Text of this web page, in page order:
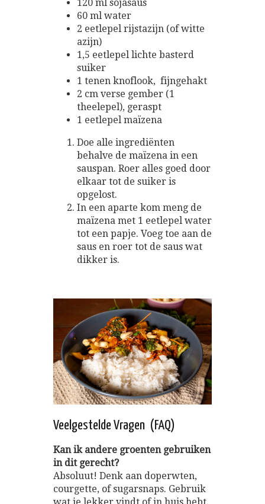
120 ml sojasaus
60 ml water
2 eetlepel rijstazijn (of witte
azijn)
1,5 eetlepel lichte basterd
suiker
1 tenen knoflook, fijngehakt
2 cm verse gember (1
theelepel), geraspt
1 eetlepel maïzena
Doe alle ingrediënten
behalve de maïzena in een
sauspan. Roer alles goed door
elkaar tot de suiker is
opgelost.
In een aparte kom meng de
maïzena met 1 eetlepel water
tot een papje. Voeg toe aan de
saus en roer tot de saus wat
dikker is.
Veelgestelde Vragen (FAQ)
Kan ik andere groenten gebruiken
in dit gerecht?
Absoluut! Denk aan doperwten,
courgette, of sugarsnaps. Gebruik
wat je lekker vindt of in huis hebt.